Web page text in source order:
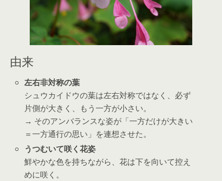
由来
左右非対称の葉
シュウカイドウの葉は左右対称ではなく、必ず
片側が大きく、もう一方が小さい。
→ そのアンバランスな姿が「一方だけが大きい
＝一方通行の思い」を連想させた。
うつむいて咲く花姿
鮮やかな色を持ちながら、花は下を向いて控え
めに咲く。